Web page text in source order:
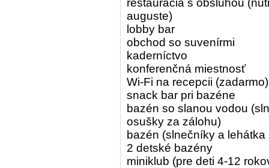
reštaurácia s obsluhou
auguste)
lobby bar
obchod so suvenírmi
kaderníctvo
konferenčná miestnosť
Wi-Fi na recepcii (zadarmo)
snack bar pri bazéne
bazén so slanou vodou
osušky za zálohu)
bazén (slnečníky a
2 detské bazény
miniklub (pre deti 4-12